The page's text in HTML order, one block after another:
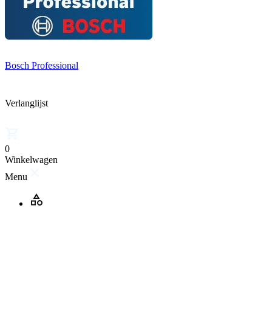
Bosch Professional
Verlanglijst
0
Winkelwagen
Menu